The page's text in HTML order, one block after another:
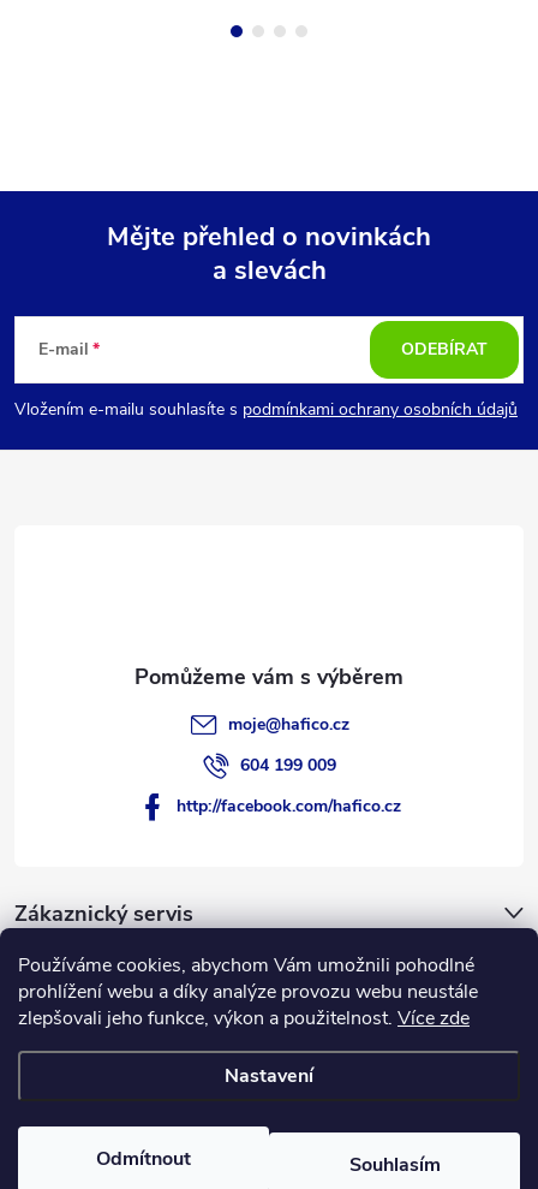
Používáme cookies, abychom Vám umožnili pohodlné
prohlížení webu a díky analýze provozu webu neustále
zlepšovali jeho funkce, výkon a použitelnost. Více zde
Nastavení
Odmítnout Souhlasím
p
a
Mějte přehled o novinkách
a slevách
E-mail
Vložením e-mailu souhlasíte s podmínkami ochrany osobních údajů
ODEBÍRAT
Zákaznický servis
Novinky
Hafico.cz
moje@hafico.cz
604 199 009
http://facebook.com/hafico.cz
. Všechna práva vyhrazena.